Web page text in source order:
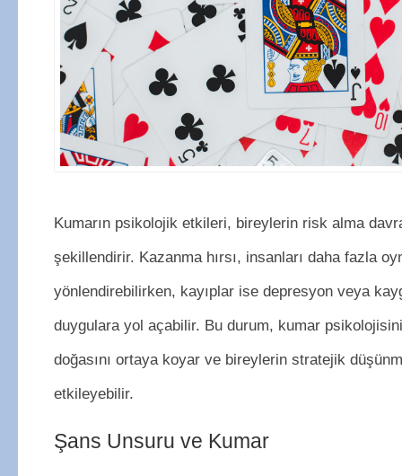
Kumarın psikolojik etkileri, bireylerin risk alma
şekillendirir. Kazanma hırsı, insanları daha fazla
yönlendirebilirken, kayıplar ise depresyon veya
duygulara yol açabilir. Bu durum, kumar
doğasını ortaya koyar ve bireylerin stratejik
etkileyebilir.
Şans Unsuru ve Kumar